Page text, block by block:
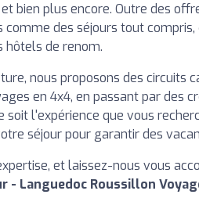
bien plus encore. Outre des
des séjours tout
hôtels de renom.
nous proposons des circuits
en 4x4, en passant par des
soit l'expérience que vous
séjour pour garantir des
et laissez-nous vous
- Languedoc Roussillon